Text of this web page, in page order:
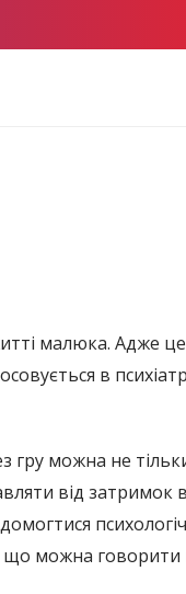
малюка. Адже це
в
гру можна не
від затримок
що можна говорити